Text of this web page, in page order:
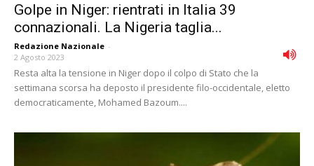
Golpe in Niger: rientrati in Italia 39
connazionali. La Nigeria taglia...
Redazione Nazionale -
2 Agosto 2023
Resta alta la tensione in Niger dopo il colpo di Stato che la
settimana scorsa ha deposto il presidente filo-occidentale, eletto
democraticamente, Mohamed Bazoum....